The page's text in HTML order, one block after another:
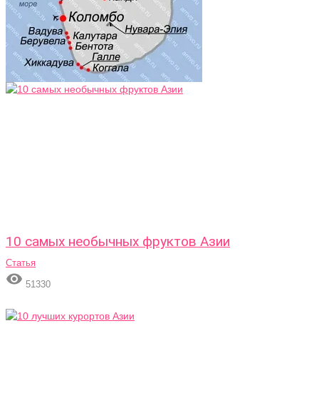
10 самых необычных фруктов Азии
Статья
 51330